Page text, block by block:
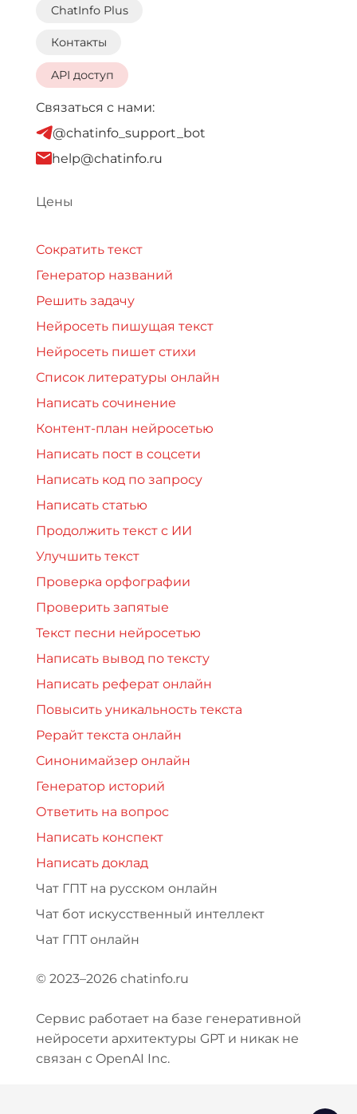
ChatInfo Plus
Контакты
API доступ
Связаться с нами:
@chatinfo_support_bot
help@chatinfo.ru
Цены
Сократить текст
Генератор названий
Решить задачу
Нейросеть пишущая текст
Нейросеть пишет стихи
Список литературы онлайн
Написать сочинение
Контент-план нейросетью
Написать пост в соцсети
Написать код по запросу
Написать статью
Продолжить текст с ИИ
Улучшить текст
Проверка орфографии
Проверить запятые
Текст песни нейросетью
Написать вывод по тексту
Написать реферат онлайн
Повысить уникальность текста
Рерайт текста онлайн
Синонимайзер онлайн
Генератор историй
Ответить на вопрос
Написать конспект
Написать доклад
Чат ГПТ на русском онлайн
Чат бот искусственный интеллект
Чат ГПТ онлайн
© 2023–2026 chatinfo.ru
Сервис работает на базе генеративной
нейросети архитектуры GPT и никак не
связан с OpenAI Inc.